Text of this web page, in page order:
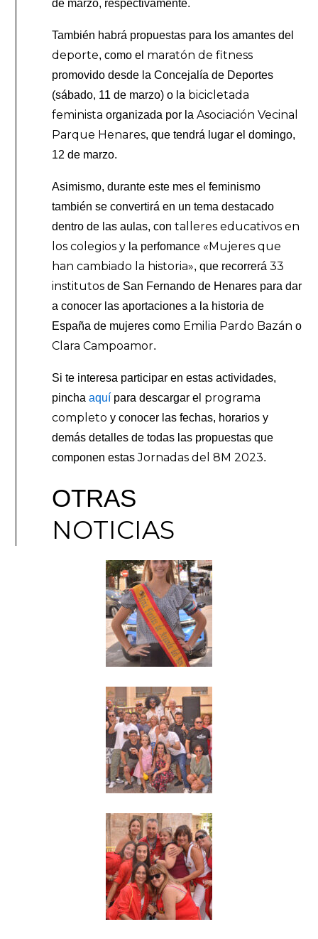
de marzo, respectivamente.
También habrá propuestas para los amantes del
deporte, como el maratón de fitness
promovido desde la Concejalía de Deportes
(sábado, 11 de marzo) o la bicicletada
feminista organizada por laAsociación Vecinal
Parque Henares, que tendrá lugar el domingo,
12 de marzo.
Asimismo, durante este mes el feminismo
también se convertirá en un tema destacado
dentro de las aulas, con talleres educativos en
los colegios y la perfomance «Mujeres que
han cambiado la historia», que recorrerá33
institutos de San Fernando de Henares para dar
a conocer las aportaciones a la historia de
España de mujeres como Emilia Pardo Bazán o
Clara Campoamor.
Si te interesa participar en estas actividades,
pinchaaquí para descargar el programa
completo y conocer las fechas, horarios y
demás detalles de todas las propuestas que
componen estasJornadas del 8M 2023.
OTRAS
NOTICIAS